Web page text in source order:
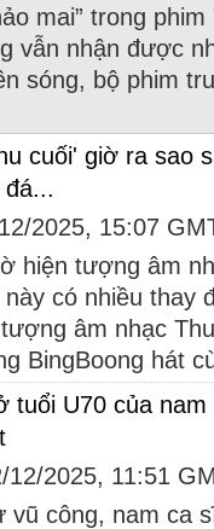
mai” trong
vẫn nhận được
sóng, bộ phim
cuối' giờ ra sao
đá...
2025, 15:07
hiện tượng âm
có nhiều thay
âm nhạc
BingBoong hát
tuổi U70 của
12/2025, 11:51
vũ công, nam ca